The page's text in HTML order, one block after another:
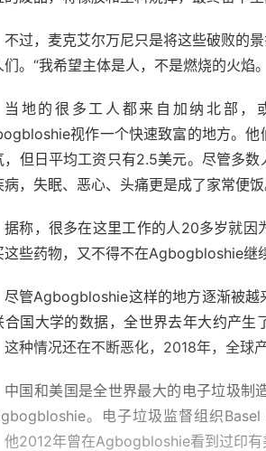
不过，麦克艾尔万尼只是将这些破败的
们。“我希望主体是人，不是燃烧的火焰。
当地的很多工人都来自加纳北部
视作一个快速致富的地方。他
，但日平均工资只有2.5美元。尽管多
病，失眠、恶心、头痛更是成了家常便饭
据称，很多在这里工作的人20多岁就因
这些药物，又不得不在Agbogbloshie继
尽管Agbogbloshie这样的地方逐渐被越
合国大学的数据，全世界去年大约产
这种情况还在不断恶化，2018年，全球
中国和美国是全世界最大的电子垃圾制
。电子垃圾监督组织
他2012年曾在Agbogbloshie看到过印